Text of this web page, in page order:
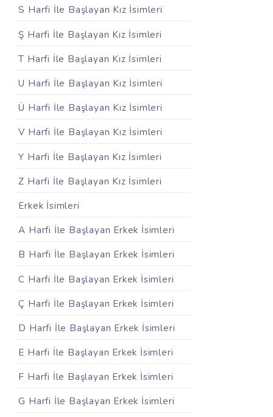
S Harfi İle Başlayan Kız İsimleri
Ş Harfi İle Başlayan Kız İsimleri
T Harfi İle Başlayan Kız İsimleri
U Harfi İle Başlayan Kız İsimleri
Ü Harfi İle Başlayan Kız İsimleri
V Harfi İle Başlayan Kız İsimleri
Y Harfi İle Başlayan Kız İsimleri
Z Harfi İle Başlayan Kız İsimleri
Erkek İsimleri
A Harfi İle Başlayan Erkek İsimleri
B Harfi İle Başlayan Erkek İsimleri
C Harfi İle Başlayan Erkek İsimleri
Ç Harfi İle Başlayan Erkek İsimleri
D Harfi İle Başlayan Erkek İsimleri
E Harfi İle Başlayan Erkek İsimleri
F Harfi İle Başlayan Erkek İsimleri
G Harfi İle Başlayan Erkek İsimleri